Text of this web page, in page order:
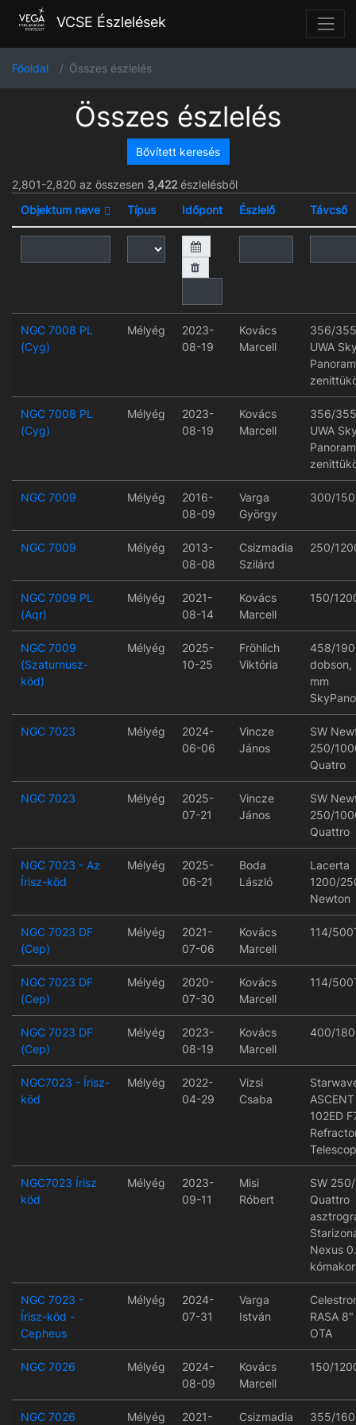
VCSE Észlelések
Főoldal Összes észlelés
Összes észlelés
Bővített keresés
2,801-2,820 az összesen 3,422 észlelésből
Objektum neve
Típus Időpont Észlelő Távcső
NGC 7008 PL
(Cyg)
Mélyég
2023-
08-19
Kovács
Marcell
356/
UWA
NGC 7008 PL
(Cyg)
Mélyég
2023-
08-19
Kovács
Marcell
356/
UWA
NGC 7009 Mélyég
2016-
08-09
Varga
György
300/
NGC 7009 Mélyég
2013-
08-08
Csizmadia
Szilárd
250/
NGC 7009 PL
(Aqr)
Mélyég
2021-
08-14
Kovács
Marcell
150/
NGC 7009
(Szaturnusz-
köd)
Mélyég
2025-
10-25
Fröhlich
Viktória
458/
dobson,
mm
NGC 7023 Mélyég
2024-
06-06
Vincze
János
SW
250/
Quatro
NGC 7023 Mélyég
2025-
07-21
Vincze
János
SW
250/
Quattro
NGC 7023 - Az
Írisz-köd
Mélyég
2025-
06-21
Boda
László
Lacerta
1200/
Newton
NGC 7023 DF
(Cep)
Mélyég
2021-
07-06
Kovács
Marcell
114/
NGC 7023 DF
(Cep)
Mélyég
2020-
07-30
Kovács
Marcell
114/
NGC 7023 DF
(Cep)
Mélyég
2023-
08-19
Kovács
Marcell
400/
NGC7023 - Írisz-
köd
Mélyég
2022-
04-29
Vizsi
Csaba
ASCENT
102ED
NGC7023 Írisz
köd
Mélyég
2023-
09-11
Misi
Róbert
SW
Quattro
Nexus
NGC 7023 -
Írisz-köd -
Cepheus
Mélyég
2024-
07-31
Varga
István
RASA
OTA
NGC 7026 Mélyég
2024-
08-09
Kovács
Marcell
150/
NGC 7026 Mélyég
2021-
Csizmadia
355/